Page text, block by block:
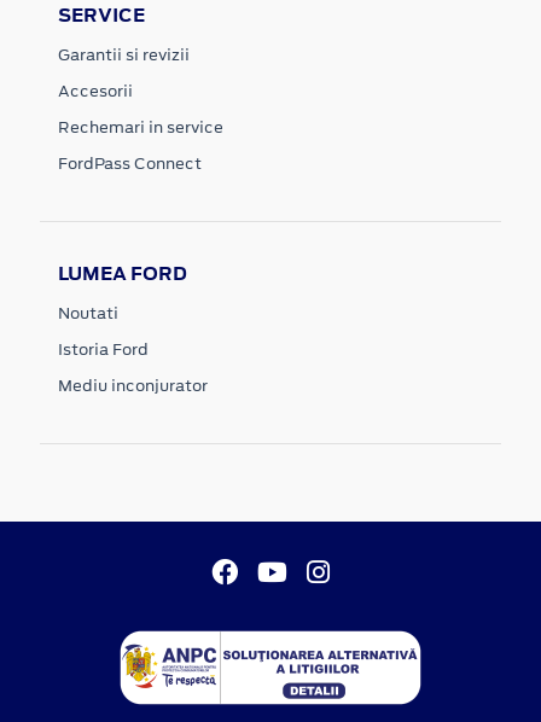
SERVICE
Garantii si revizii
Accesorii
Rechemari in service
FordPass Connect
LUMEA FORD
Noutati
Istoria Ford
Mediu inconjurator